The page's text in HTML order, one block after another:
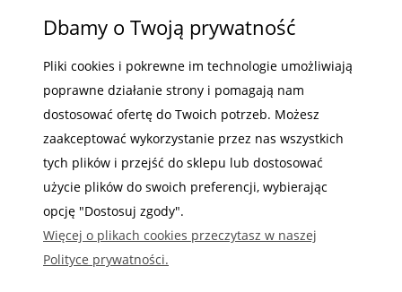
MOJE KONTO
Gdzie nas możesz znaleźć
Dbamy o Twoją prywatność
Pliki cookies i pokrewne im technologie umożliwiają
poprawne działanie strony i pomagają nam
dostosować ofertę do Twoich potrzeb. Możesz
zaakceptować wykorzystanie przez nas wszystkich
tych plików i przejść do sklepu lub dostosować
użycie plików do swoich preferencji, wybierając
opcję "Dostosuj zgody".
Więcej o plikach cookies przeczytasz w naszej
Polityce prywatności.